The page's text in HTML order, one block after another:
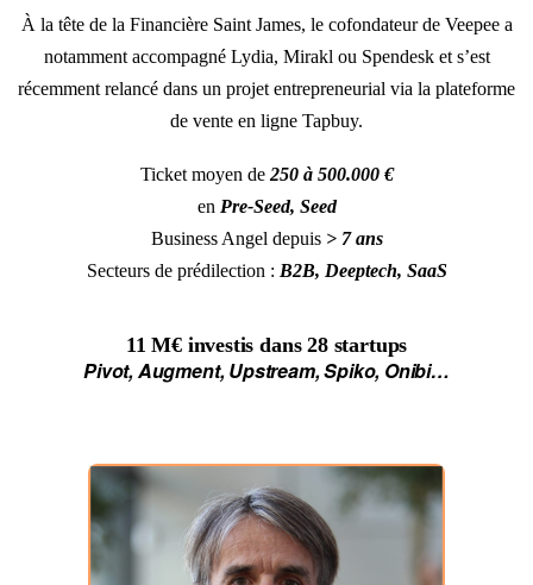
À la tête de la Financière Saint James, le cofondateur de Veepee a
notamment accompagné Lydia, Mirakl ou Spendesk et s’est
récemment relancé dans un projet entrepreneurial via la plateforme
de vente en ligne Tapbuy.
Ticket moyen de 250 à 500.000 €
en Pre-Seed, Seed
Business Angel depuis > 7 ans
Secteurs de prédilection : B2B, Deeptech, SaaS
11 M€investis dans28 startups
Pivot, Augment, Upstream, Spiko, Onibi…